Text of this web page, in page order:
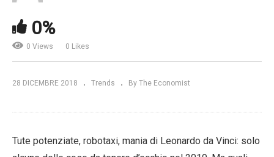
0%
0 Views 0 Likes
28 DICEMBRE 2018 Trends By The Economist
Tute potenziate, robotaxi, mania di Leonardo da Vinci: solo